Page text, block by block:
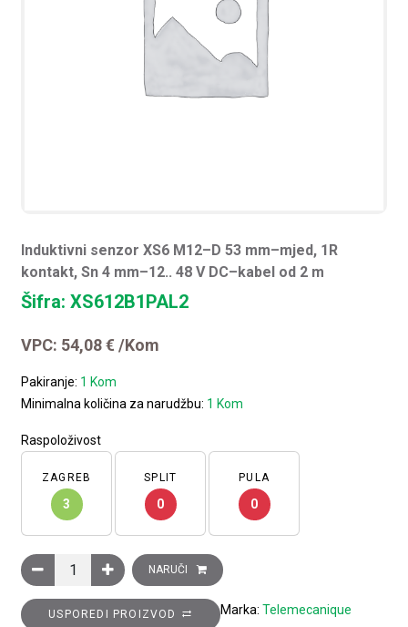
Induktivni senzor XS6 M12–D 53 mm–mjed, 1R
kontakt, Sn 4 mm–12.. 48 V DC–kabel od 2 m
Šifra: XS612B1PAL2
VPC: 54,08€ /Kom
Pakiranje: 1 Kom
Minimalna količina za narudžbu: 1 Kom
Raspoloživost
ZAGREB
3
SPLIT
0
PULA
0
Induktivni senzor XS6 M12–D 53 mm–mjed, 1R kontakt, Sn
NARUČI
USPOREDI PROIZVOD Marka: Telemecanique